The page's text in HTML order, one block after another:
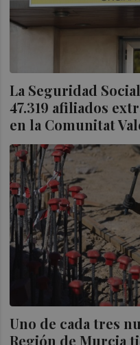
La Seguridad
47.319 afiliados
en la Comunitat
Uno de cada tres
Región de Murcia